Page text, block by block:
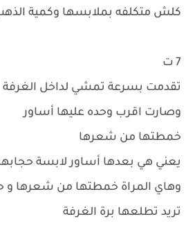
كلش متكلفه بملابسها وكمية
7 ت
تقدمت بسرعة تمشي لداخل الغرفة
وصارت اقرب وحده عليها أساور
خمطتها من شعرها
يعني هي بعدها أساور لابسة
وهاي المراة خمطتها من شعرها و
تريد تطلعها برة الغرفة